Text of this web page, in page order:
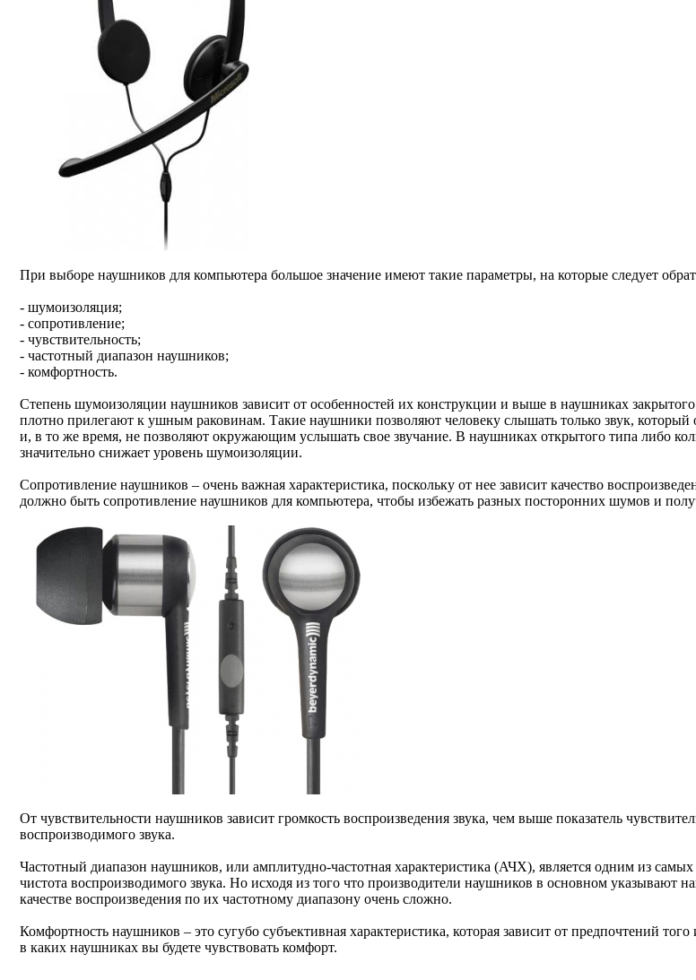
При выборе наушников для компьютера большое значение имеют такие параметры, на которые следует
- шумоизоляция;
- сопротивление;
- чувствительность;
- частотный диапазон наушников;
- комфортность.
Степень шумоизоляции наушников зависит от особенностей их конструкции и выше в наушниках
плотно прилегают к ушным раковинам. Такие наушники позволяют человеку слышать только звук,
и, в то же время, не позволяют окружающим услышать свое звучание. В наушниках открытого типа либо
значительно снижает уровень шумоизоляции.
Сопротивление наушников – очень важная характеристика, поскольку от нее зависит качество
должно быть сопротивление наушников для компьютера, чтобы избежать разных посторонних шумов и
От чувствительности наушников зависит громкость воспроизведения звука, чем выше показатель
воспроизводимого звука.
Частотный диапазон наушников, или амплитудно-частотная характеристика (АЧХ), является одним из
чистота воспроизводимого звука. Но исходя из того что производители наушников в основном указывают
качестве воспроизведения по их частотному диапазону очень сложно.
Комфортность наушников – это сугубо субъективная характеристика, которая зависит от предпочтений
в каких наушниках вы будете чувствовать комфорт.